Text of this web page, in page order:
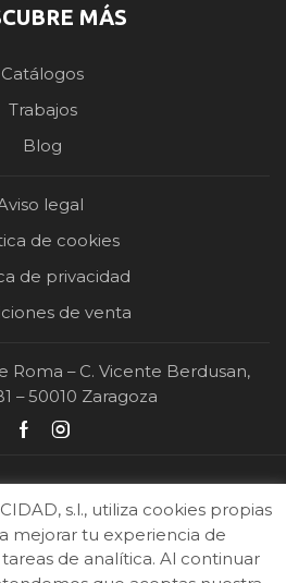
MÁS
Catálogos
Trabajos
Blog
legal
de cookies
de privacidad
de venta
Roma – C. Vicente Berdusan,
– 50010 Zaragoza
s.l., utiliza cookies propias
mejorar tu experiencia de
de analítica. Al continuar